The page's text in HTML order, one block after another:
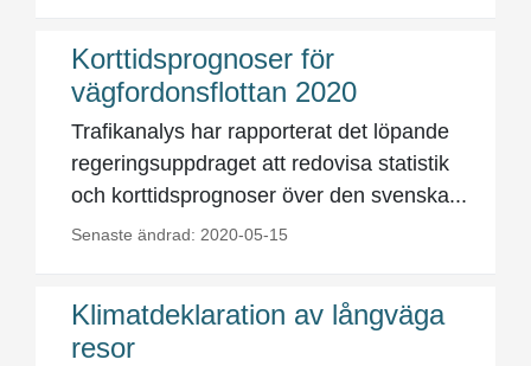
Korttidsprognoser för
vägfordonsflottan 2020
Trafikanalys har rapporterat det löpande
regeringsuppdraget att redovisa statistik
och korttidsprognoser över den svenska...
Senaste ändrad: 2020-05-15
Klimatdeklaration av långväga
resor